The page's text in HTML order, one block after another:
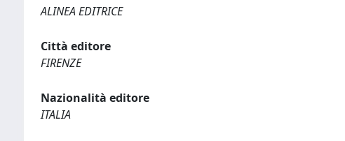
ALINEA EDITRICE
Città editore
FIRENZE
Nazionalità editore
ITALIA